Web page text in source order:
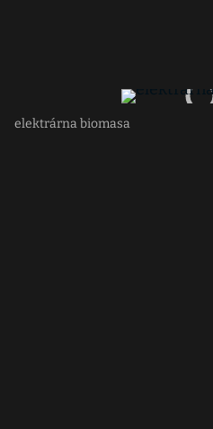
elektrárna biomasa